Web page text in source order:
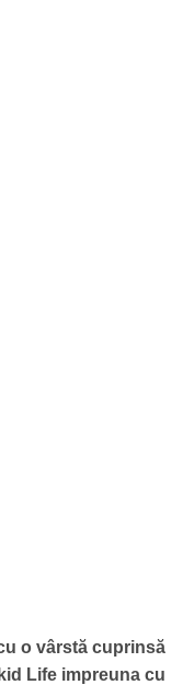
o vârstă cuprinsă
Life impreuna cu